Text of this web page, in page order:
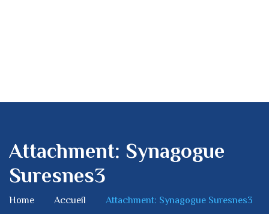
Attachment: Synagogue
Suresnes3
Home Accueil Attachment: Synagogue Suresnes3